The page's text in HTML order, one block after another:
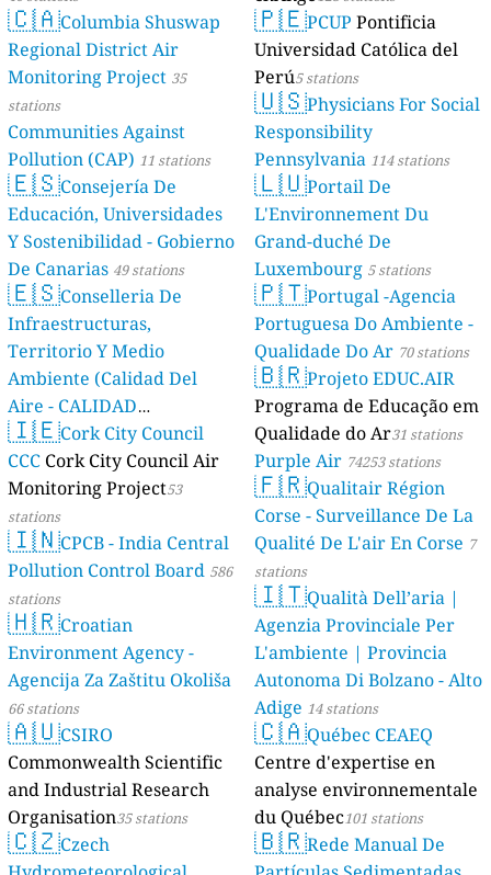
🇨🇦Columbia Shuswap
Regional District Air
Monitoring Project 35
stations
Communities Against
Pollution (CAP) 11 stations
🇪🇸Consejería De
Educación, Universidades
Y Sostenibilidad - Gobierno
De Canarias 49 stations
🇪🇸Conselleria De
Infraestructuras,
Territorio Y Medio
Ambiente (Calidad Del
Aire - CALIDAD
AMBIENTAL) 23 stations
🇮🇪Cork City Council
CCC Cork City Council Air
Monitoring Project53
stations
🇮🇳CPCB - India Central
Pollution Control Board 586
stations
🇭🇷Croatian
Environment Agency -
Agencija Za Zaštitu Okoliša
66 stations
🇦🇺CSIRO
Commonwealth Scientific
and Industrial Research
Organisation35 stations
🇨🇿Czech
🇵🇪PCUP Pontificia
Universidad Católica del
Perú5 stations
🇺🇸Physicians For Social
Responsibility
Pennsylvania 114 stations
🇱🇺Portail De
L'Environnement Du
Grand-duché De
Luxembourg 5 stations
🇵🇹Portugal -Agencia
Portuguesa Do Ambiente -
Qualidade Do Ar 70 stations
🇧🇷Projeto EDUC.AIR
Programa de Educação em
Qualidade do Ar31 stations
Purple Air 74253 stations
🇫🇷Qualitair Région
Corse - Surveillance De La
Qualité De L'air En Corse 7
stations
🇮🇹Qualità Dell’aria |
Agenzia Provinciale Per
L'ambiente | Provincia
Autonoma Di Bolzano - Alto
Adige 14 stations
🇨🇦Québec CEAEQ
Centre d'expertise en
analyse environnementale
du Québec101 stations
🇧🇷Rede Manual De